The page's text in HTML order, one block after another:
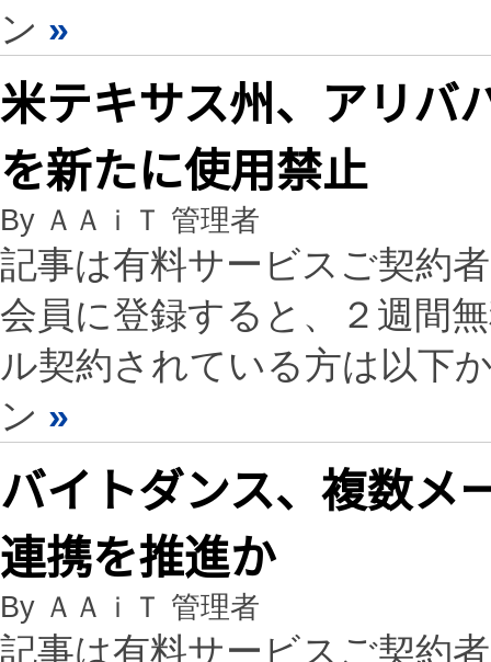
ン »
米テキサス州、アリバ
を新たに使用禁止
By ＡＡｉＴ 管理者
記事は有料サービスご契約
会員に登録すると、２週間
ル契約されている方は以下
ン »
バイトダンス、複数メ
連携を推進か
By ＡＡｉＴ 管理者
記事は有料サービスご契約